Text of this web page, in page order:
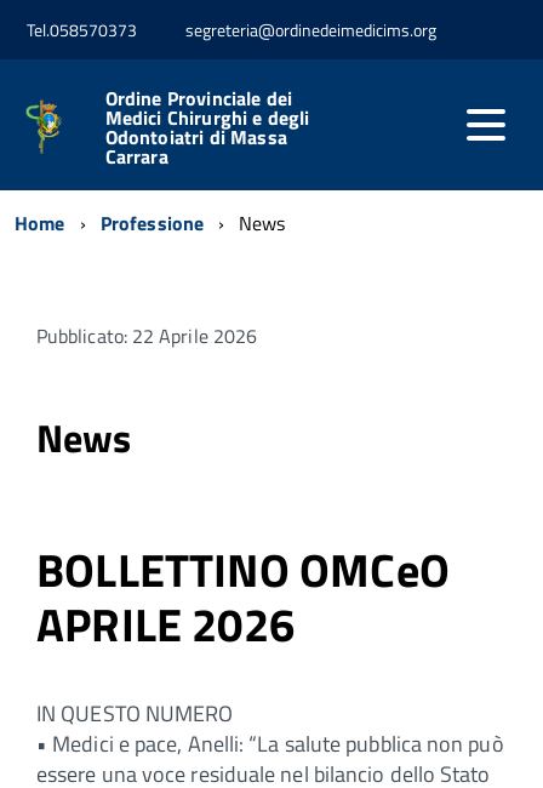
Tel.058570373 segreteria@ordinedeimedicims.org
Ordine Provinciale dei
Medici Chirurghi e degli
Odontoiatri di Massa
Carrara
Home Professione News
Pubblicato: 22 Aprile 2026
News
BOLLETTINO OMCeO
APRILE 2026
IN QUESTO NUMERO
• Medici e pace, Anelli: “La salute pubblica non può
essere una voce residuale nel bilancio dello Stato